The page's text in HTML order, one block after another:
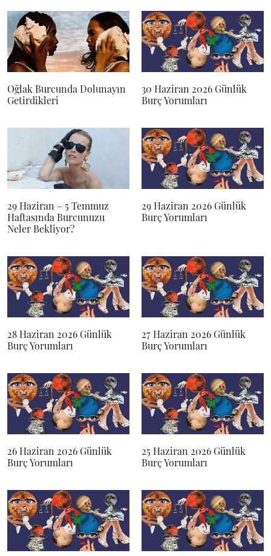
Oğlak Burcunda Dolunayın
Getirdikleri
30 Haziran 2026 Günlük
Burç Yorumları
29 Haziran – 5 Temmuz
Haftasında Burcunuzu
Neler Bekliyor?
29 Haziran 2026 Günlük
Burç Yorumları
28 Haziran 2026 Günlük
Burç Yorumları
27 Haziran 2026 Günlük
Burç Yorumları
26 Haziran 2026 Günlük
Burç Yorumları
25 Haziran 2026 Günlük
Burç Yorumları